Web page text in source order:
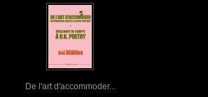
De l'art d'accommoder...